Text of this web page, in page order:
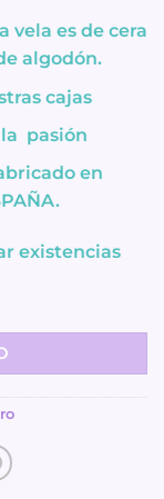
vela es de cera
algodón.
cajas
pasión
en
existencias
cantidad